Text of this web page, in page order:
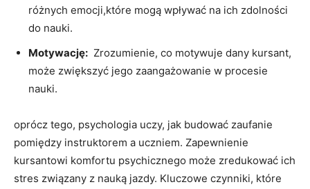
różnych emocji,które mogą wpływać ​na ich zdolności⁤
do⁢ nauki.
Motywację: ​ Zrozumienie,‍ co ⁤motywuje⁤ dany⁣ kursant,
może ⁤zwiększyć⁢ jego zaangażowanie w ⁣procesie
nauki.
oprócz‍ tego, psychologia uczy, jak⁢ budować zaufanie
pomiędzy‍ instruktorem ‍a ⁣uczniem. Zapewnienie
kursantowi komfortu psychicznego może zredukować ich
stres związany z⁤ nauką ⁤jazdy. Kluczowe ⁣czynniki, które